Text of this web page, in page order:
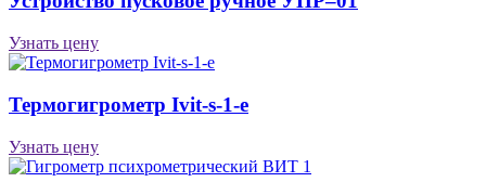
Узнать цену
Термогигрометр Ivit-s-1-e
Узнать цену